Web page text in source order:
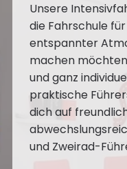
Unsere
die Fahrschule
entspannter
machen
und ganz
praktische
dich auf
und Zweirad-